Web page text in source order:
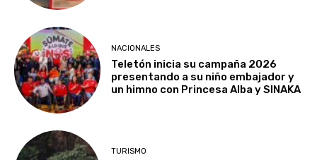
NACIONALES
Teletón inicia su campaña 2026
presentando a su niño embajador y
un himno con Princesa Alba y SINAKA
TURISMO